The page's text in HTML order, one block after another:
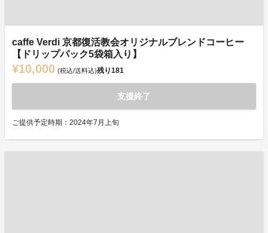
caffe Verdi 京都復活教会オリジナルブレンドコーヒー
【ドリップパック5袋箱入り】
¥10,000 (税込/送料込)残り181
支援終了
ご提供予定時期：2024年7月上旬